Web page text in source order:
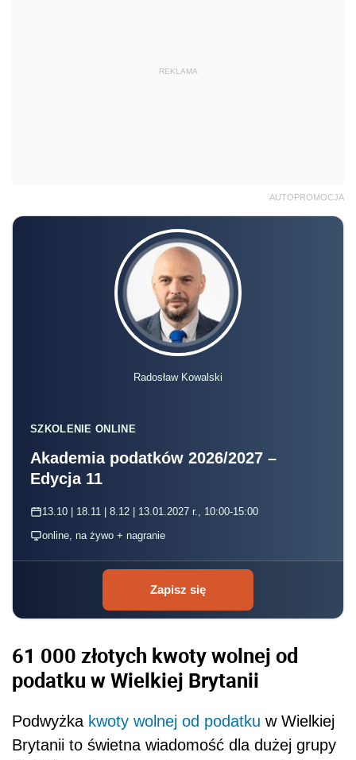
REKLAMA
AUTOPROMOCJA
Radosław Kowalski
SZKOLENIE ONLINE
Akademia podatków 2026/2027 –
Edycja 11
13.10 | 18.11 | 8.12 | 13.01.2027 r., 10:00-15:00
online, na żywo + nagranie
Zapisz się
61 000 złotych kwoty wolnej od
podatku w Wielkiej Brytanii
Podwyżka kwoty wolnej od podatku w Wielkiej
Brytanii to świetna wiadomość dla dużej grupy